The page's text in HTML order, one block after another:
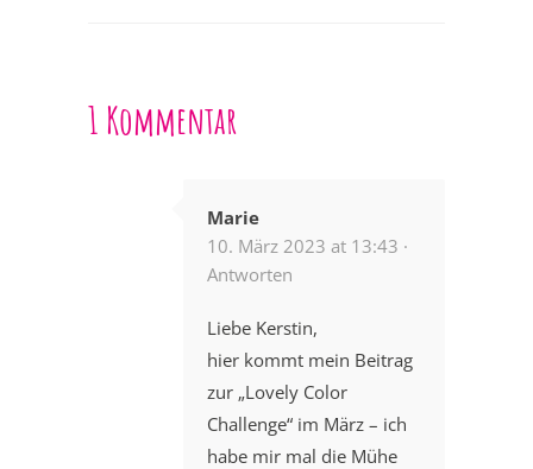
1 Kommentar
Marie
10. März 2023 at 13:43 ·
Antworten
Liebe Kerstin,
hier kommt mein Beitrag
zur „Lovely Color
Challenge“ im März – ich
habe mir mal die Mühe